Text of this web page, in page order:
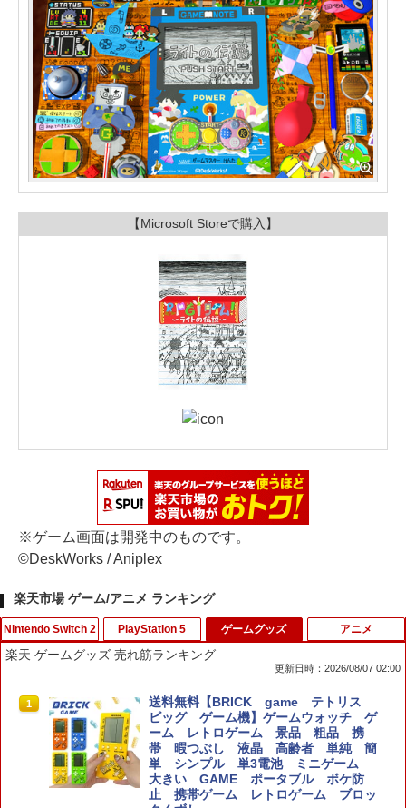
【Microsoft Storeで購入】
※ゲーム画面は開発中のものです。
©DeskWorks / Aniplex
楽天市場 ゲーム/アニメ ランキング
Nintendo Switch 2
1
【8/05.8/10限定！お買い物マラソン×5の
つく日｜ポイント最大49.5倍】【新品】
あつまれ どうぶつの森 Nintendo Switc
h 2 Edition/Switch2【日曜日以外即日発
送】※レターパック全国送料無料
￥6,156
PlayStation 5
1
鬼エイム 橙鬼 ハイグレードモデル FPS
エイム向上 リング シリコン製 国産 ステ
ィック スポンジ PS5 PS4 SWITCH コン
トローラー 硬さ3種類 計6個入り
￥2,280
ゲームグッズ
楽天 ゲームグッズ 売れ筋ランキング
更新日時：2026/08/07 02:00
1
送料無料【BRICK game テトリス
ビッグ ゲーム機】ゲームウォッチ ゲ
ーム レトロゲーム 景品 粗品 携
帯 暇つぶし 液晶 高齢者 単純 簡
単 シンプル 単3電池 ミニゲーム
大きい GAME ポータブル ボケ防
止 携帯ゲーム レトロゲーム ブロッ
アニメ